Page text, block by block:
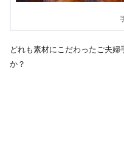
どれも素材にこだわったご夫
か？